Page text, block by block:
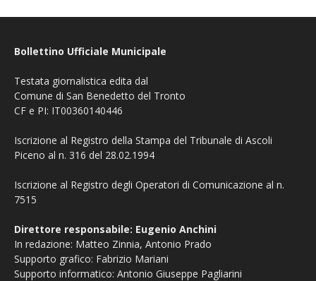
Bollettino Ufficiale Municipale
Testata giornalistica edita dal
Comune di San Benedetto del Tronto
CF e PI: IT00360140446
Iscrizione al Registro della Stampa del Tribunale di Ascoli
Piceno al n. 316 del 28.02.1994
Iscrizione al Registro degli Operatori di Comunicazione al n.
7515
Direttore responsabile: Eugenio Anchini
In redazione: Matteo Zinnia, Antonio Prado
Supporto grafico: Fabrizio Mariani
Supporto informatico: Antonio Giuseppe Pagliarini